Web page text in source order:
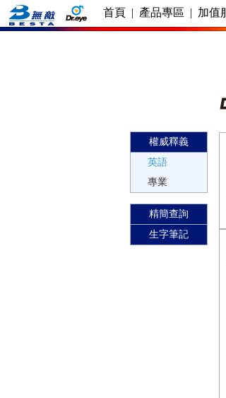
首頁 | 產品專區 | 加值
權威釋義
英語
專業
精簡查詢
生字筆記